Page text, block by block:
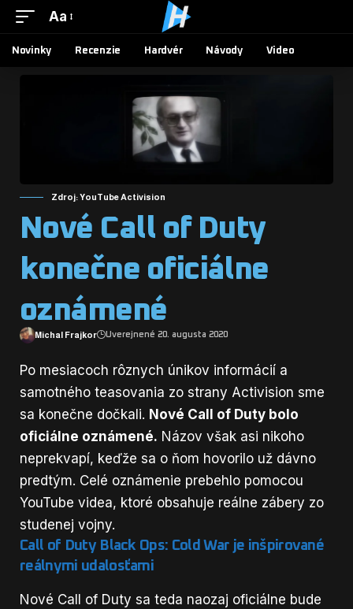
Aa
Novinky Recenzie Hardvér Návody Video
Zdroj: YouTube Activision
Nové Call of Duty
konečne oficiálne
oznámené
Michal Frajkor Uverejnené 20. augusta 2020
Po mesiacoch rôznych únikov informácií a
samotného teasovania zo strany Activision sme
sa konečne dočkali. Nové Call of Duty bolo
oficiálne oznámené. Názov však asi nikoho
neprekvapí, keďže sa o ňom hovorilo už dávno
predtým. Celé oznámenie prebehlo pomocou
YouTube videa, ktoré obsahuje reálne zábery zo
studenej vojny.
Call of Duty Black Ops: Cold War je inšpirované
reálnymi udalosťami
Nové Call of Duty sa teda naozaj oficiálne bude